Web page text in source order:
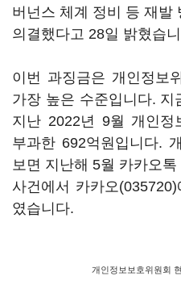
버넌스 체계 정비 등 재발
의결했다고 28일 밝혔습
이번 과징금은 개인정보
가장 높은 수준입니다.
지난 2022년 9월 개인정
부과한 692억원입니다.
보면 지난해 5월 카카오
사건에서 카카오(035720)
였습니다.
개인정보보호위원회